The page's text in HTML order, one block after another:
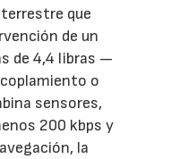
que
de un
de 4,4 libras —
o
sensores,
200 kbps y
la